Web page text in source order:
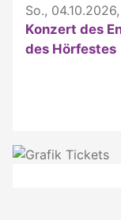
So.,
Konzert des
des Hörfestes